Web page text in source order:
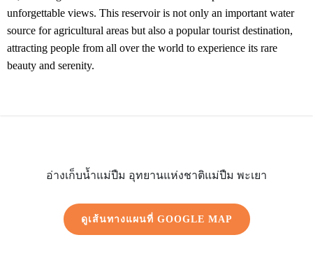
unforgettable views. This reservoir is not only an important water
source for agricultural areas but also a popular tourist destination,
attracting people from all over the world to experience its rare
beauty and serenity.
อ่างเก็บน้ำแม่ปืม อุทยานแห่งชาติแม่ปืม พะเยา
ดูเส้นทางแผนที่ GOOGLE MAP